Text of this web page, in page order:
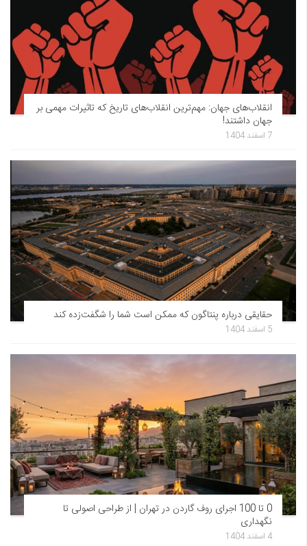
انقلاب‌های جهان: مهم‌ترین انقلاب‌های تاریخ که تاثیرات مهمی بر
جهان داشتند!
7 اسفند 1404
حقایقی درباره پنتاگون که ممکن است شما را شگفت‌زده کند
5 اسفند 1404
0 تا 100 اجرای روف گاردن در تهران | از طراحی اصولی تا
نگهداری
4 اسفند 1404